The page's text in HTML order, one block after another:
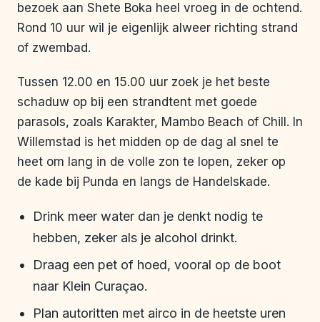
bezoek aan Shete Boka heel vroeg in de ochtend.
Rond 10 uur wil je eigenlijk alweer richting strand
of zwembad.
Tussen 12.00 en 15.00 uur zoek je het beste
schaduw op bij een strandtent met goede
parasols, zoals Karakter, Mambo Beach of Chill. In
Willemstad is het midden op de dag al snel te
heet om lang in de volle zon te lopen, zeker op
de kade bij Punda en langs de Handelskade.
Drink meer water dan je denkt nodig te
hebben, zeker als je alcohol drinkt.
Draag een pet of hoed, vooral op de boot
naar Klein Curaçao.
Plan autoritten met airco in de heetste uren